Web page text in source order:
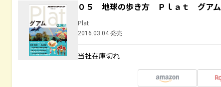
０５ 地球の歩き方 Ｐｌａｔ グアム
Plat
2016.03.04 発売
当社在庫切れ